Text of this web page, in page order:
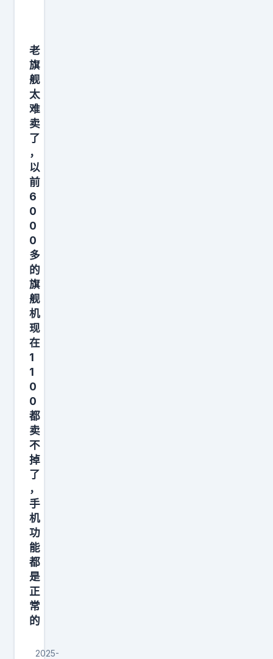
n
人
工
智
能
了
。
把
两
个
部
门
合
并
成
千
问
这
个
新
事
业
群
，
简
单
老
旗
舰
太
难
卖
了
，
以
前
6
0
0
0
多
的
旗
舰
机
现
在
1
1
0
0
都
卖
不
掉
了
，
手
机
功
能
都
是
正
常
的
2025-